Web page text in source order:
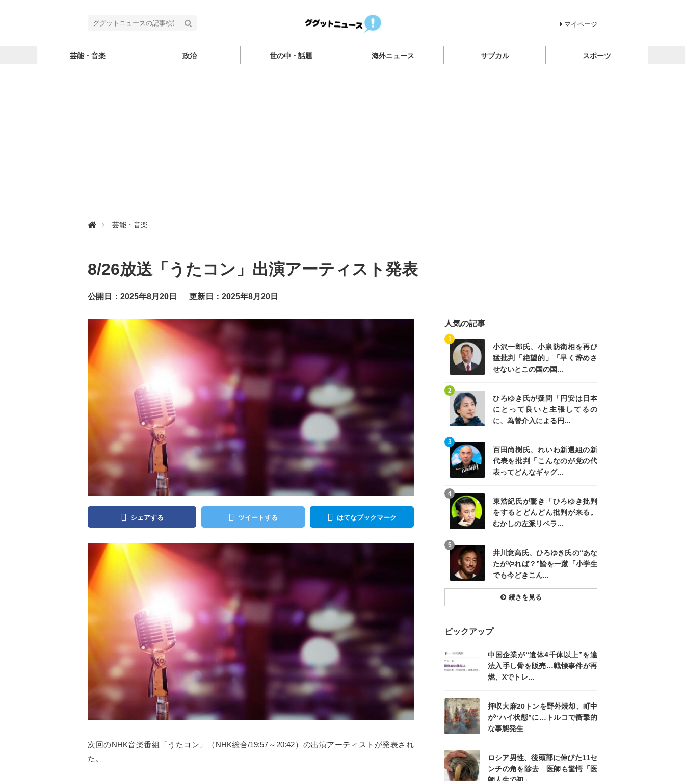
マイページ
芸能・音楽 政治 世の中・話題 海外ニュース サブカル スポーツ
グ
ー
ス
芸能・音楽
8/26放送「うたコン」出演アーティスト発表
公開日：2025年8月20日 更新日：2025年8月20日
シェアする ツイートする はてなブックマーク
次回のNHK音楽番組「うたコン」（NHK総合/19:57～20:42）の出演アーティストが発表され
た。
人気の記事
小沢一郎氏、小泉防衛相を再び
猛批判「絶望的」「早く辞めさ
せないとこの国の国...
1
ひろゆき氏が疑問「円安は日本
にとって良いと主張してるの
に、為替介入による円...
2
百田尚樹氏、れいわ新選組の新
代表を批判「こんなのが党の代
表ってどんなギャグ...
3
記事を読む
東浩紀氏が驚き「ひろゆき批判
をするとどんどん批判が来る。
むかしの左派リベラ...
4
井川意高氏、ひろゆき氏の“あな
たがやれば？”論を一蹴「小学生
でも今どきこん...
5
記事を読む
続きを見る
ピックアップ
中国企業が“遺体4千体以上”を違
法入手し骨を販売…戦慄事件が再
燃、Xでトレ...
押収大麻20トンを野外焼却、町中
が“ハイ状態”に…トルコで衝撃的
な事態発生
記事を読む
ロシア男性、後頭部に伸びた11セ
ンチの角を除去 医師も驚愕「医
記事を読む